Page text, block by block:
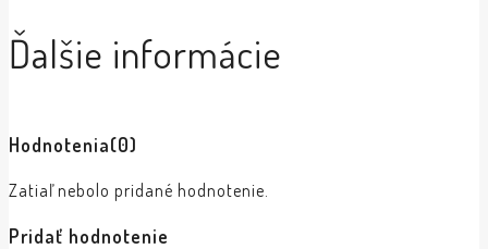
Ďalšie informácie
Hodnotenia(0)
Zatiaľ nebolo pridané hodnotenie.
Pridať hodnotenie